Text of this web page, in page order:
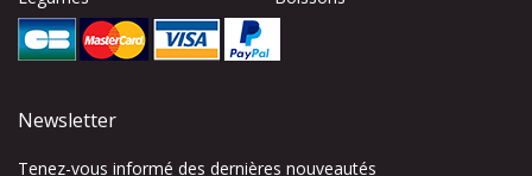
Newsletter
Tenez-vous informé des dernières nouveautés